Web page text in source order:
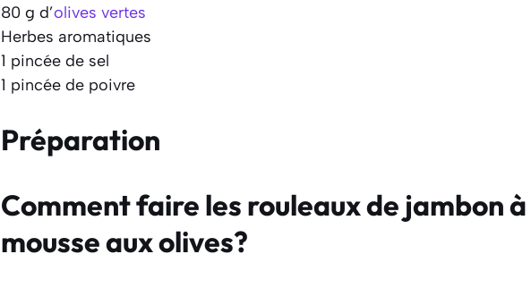
80 g d’olives vertes
Herbes aromatiques
1 pincée de sel
1 pincée de poivre
Préparation
Comment faire les rouleaux de jambon
mousse aux olives?